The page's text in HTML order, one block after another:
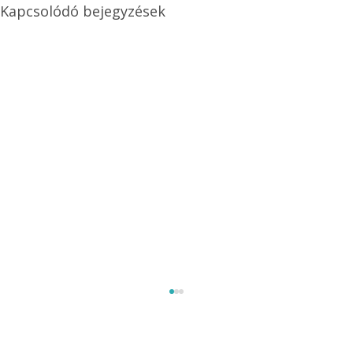
Kapcsolódó bejegyzések